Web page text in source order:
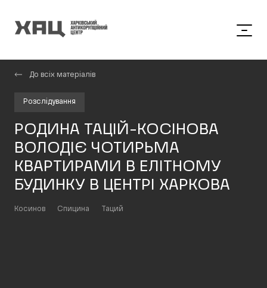
До всіх матеріалів
Розслідування
РОДИНА ТАЦІЙ-КОСІНОВА
ВОЛОДІЄ ЧОТИРЬМА
КВАРТИРАМИ В ЕЛІТНОМУ
БУДИНКУ В ЦЕНТРІ ХАРКОВА
Косинов Спицина Таций